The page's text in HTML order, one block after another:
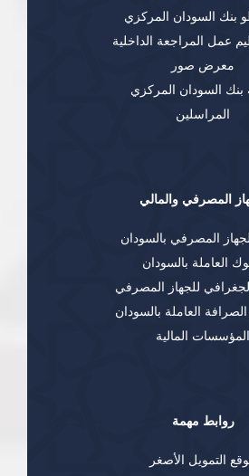
بنك السودان المركزي
عمل المراجعة الداخلية
معرض صور
بنك السودان المركزي
المراسلين
المصرفي والمالي
المصرفي بالسودان
العاملة بالسودان
الجغرافي للجهاز المصرفي
العاملة بالسودان
المؤسسات المالية
روابط مهمة
التمويل الأصغر